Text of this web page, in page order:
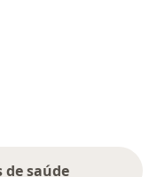
de saúde